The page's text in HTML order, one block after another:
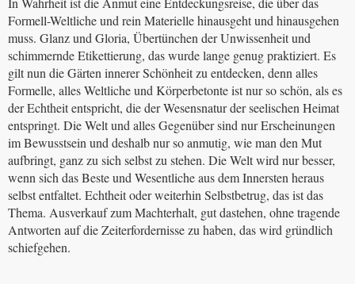
Formell-Weltliche und rein Materielle hinausgeht und hinausgehen
muss. Glanz und Gloria, Übertünchen der Unwissenheit und
schimmernde Etikettierung, das wurde lange genug praktiziert. Es
gilt nun die Gärten innerer Schönheit zu entdecken, denn alles
Formelle, alles Weltliche und Körperbetonte ist nur so schön, als es
der Echtheit entspricht, die der Wesensnatur der seelischen Heimat
entspringt. Die Welt und alles Gegenüber sind nur Erscheinungen
im Bewusstsein und deshalb nur so anmutig, wie man den Mut
aufbringt, ganz zu sich selbst zu stehen. Die Welt wird nur besser,
wenn sich das Beste und Wesentliche aus dem Innersten heraus
selbst entfaltet. Echtheit oder weiterhin Selbstbetrug, das ist das
Thema. Ausverkauf zum Machterhalt, gut dastehen, ohne tragende
Antworten auf die Zeiterfordernisse zu haben, das wird gründlich
schiefgehen.